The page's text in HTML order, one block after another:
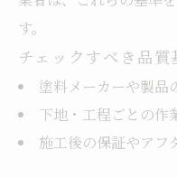
す。
チェックすべき品質
塗料メーカーや製品
下地・工程ごとの作
施工後の保証やアフ